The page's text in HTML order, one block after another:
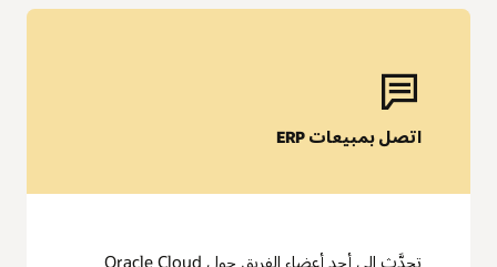
Oracle Fusion Cloud EPM
يساعد في تحسين الدقة والمرونة من خلال التخطيط التنبؤي ونمذجة
قرارات الأعمال الأكثر وعيًا.
يمكن تبسيطالتجميعات والتسويات وإعداد التقارير باستخدام الأتمتة.
اتصل بمبيعات ERP
تحدَّث إلى أحد أعضاء الفريق حول Oracle Cloud